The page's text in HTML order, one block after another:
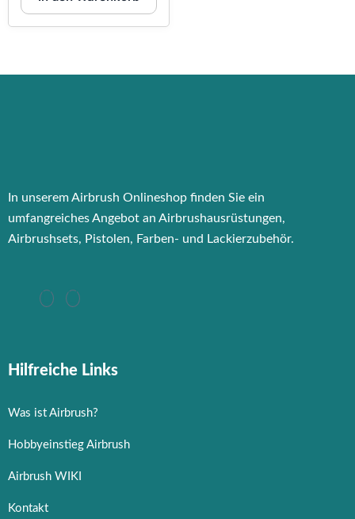
In unserem Airbrush Onlineshop finden Sie ein
umfangreiches Angebot an Airbrushausrüstungen,
Airbrushsets, Pistolen, Farben- und Lackierzubehör.
Hilfreiche Links
Was ist Airbrush?
Hobbyeinstieg Airbrush
Airbrush WIKI
Kontakt